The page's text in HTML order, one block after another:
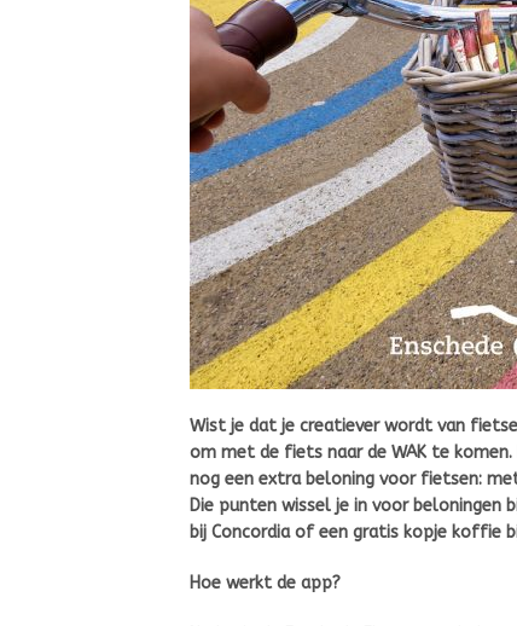
Wist je dat je creatiever wordt van
om met de fiets naar de WAK te
nog een extra beloning voor fietsen:
Die punten wissel je in voor beloningen
bij Concordia of een gratis kopje koffie
Hoe werkt de app?